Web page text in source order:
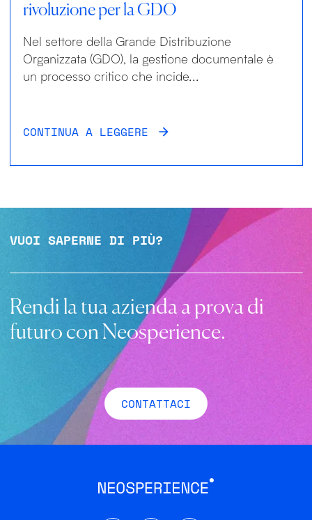
rivoluzione per la GDO
Nel settore della Grande Distribuzione
Organizzata (GDO), la gestione documentale è
un processo critico che incide...
CONTINUA A LEGGERE
VUOI SAPERNE DI PIÙ?
Rendi la tua azienda a prova di
futuro con Neosperience.
CONTATTACI